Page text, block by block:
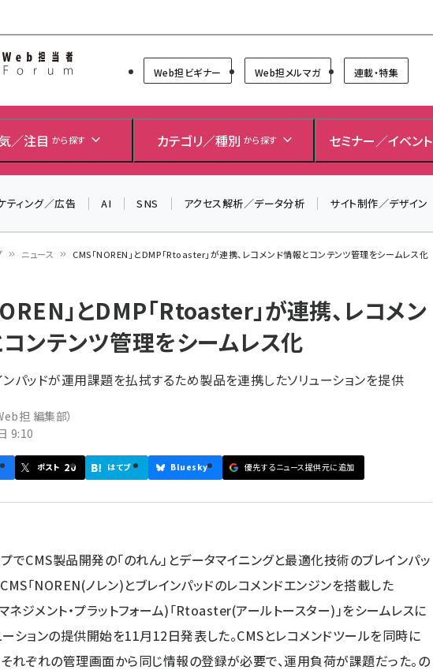
Web担当者Forum
Web担ビギナー Web担メルマガ 連載・特集
／注目 から探す カテゴリ／種別 から探す セミナー／イベント
ティング／広告 AI SNS アクセス解析／データ分析 サイト制作／デザイン
ニュース CMS「NOREN」とDMP「Rtoaster」が連携、レコメンド情報とコンテンツ管理をシームレス化
」とDMP「Rtoaster」が連携、レコメン
コンテンツ管理をシームレス化
ンパッドが運用課題を払拭するため製品を連携したソリューションを提供
担 編集部）
9:10
ポスト 20 はてブ Bluesky 優先するニュース提供元に追加
でCMS製品開発の「のれん」とデータマイニングと最適化技術のブレインパッ
「NOREN(ノレン)とブレインパッドのレコメンドエンジンを搭載した
ネジメント・プラットフォーム)「Rtoaster(アールトースター)」をシームレスに
ションの提供開始を11月12日発表した。CMSとレコメンドツールを同時に
それぞれの管理画面から同じ情報の登録が必要で、運用負荷が課題だった。の